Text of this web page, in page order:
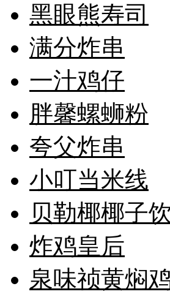
黑眼熊寿司
满分炸串
一汁鸡仔
胖馨螺蛳粉
夸父炸串
小叮当米线
贝勒椰椰子
炸鸡皇后
泉味祯黄焖